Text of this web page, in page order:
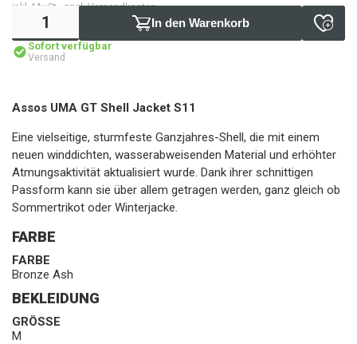
inkl. MwSt., zzgl. Versandkosten
In den Warenkorb
Sofort verfügbar
Versand
Assos UMA GT Shell Jacket S11
Eine vielseitige, sturmfeste Ganzjahres-Shell, die mit einem
neuen winddichten, wasserabweisenden Material und erhöhter
Atmungsaktivität aktualisiert wurde. Dank ihrer schnittigen
Passform kann sie über allem getragen werden, ganz gleich ob
Sommertrikot oder Winterjacke.
FARBE
FARBE
Bronze Ash
BEKLEIDUNG
GRÖSSE
M